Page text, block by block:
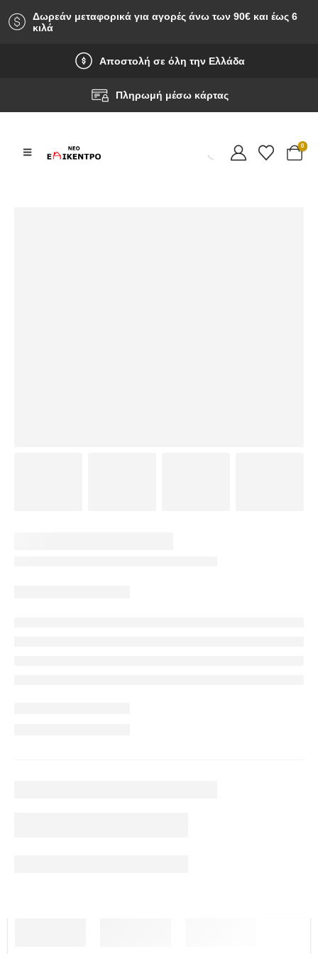
Δωρεάν μεταφορικά για αγορές άνω των 90‎€ και έως 6
κιλά
Αποστολή σε όλη την Ελλάδα
Πληρωμή μέσω κάρτας
0